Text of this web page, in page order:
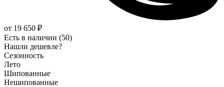
от 19 650 ₽
Есть в наличии (50)
Нашли дешевле?
Сезонность
Лето
Шипованные
Нешипованные